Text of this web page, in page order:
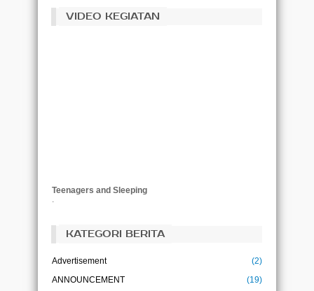
VIDEO KEGIATAN
Teenagers and Sleeping
KATEGORI BERITA
Advertisement
(2)
ANNOUNCEMENT
(19)